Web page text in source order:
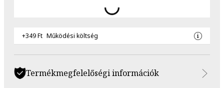
+349 Ft Működési költség
Termékmegfelelőségi információk